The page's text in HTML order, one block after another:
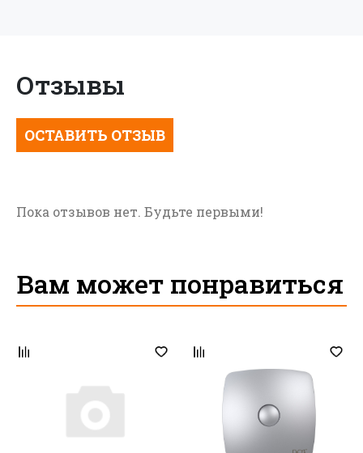
Запомнить меня на этом компьютере
Отзывы
ОСТАВИТЬ ОТЗЫВ
Пока отзывов нет. Будьте первыми!
Вам может понравиться